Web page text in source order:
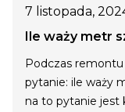
7 listopada,
Ile waży metr
Podczas
pytanie: ile waży
na to pytanie jest